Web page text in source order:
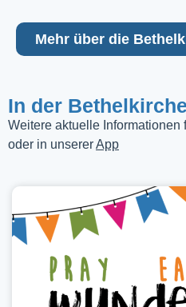
Mehr über die
In der
Weitere aktuelle Informationen
oder in unsererApp